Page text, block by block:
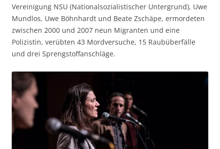
Vereinigung NSU (Nationalsozialistischer Untergrund), Uwe
Mundlos, Uwe Böhnhardt und Beate Zschäpe, ermordeten
zwischen 2000 und 2007 neun Migranten und eine
Polizistin, verübten 43 Mordversuche, 15 Raubüberfälle
und drei Sprengstoffanschläge.